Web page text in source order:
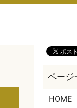
HOME